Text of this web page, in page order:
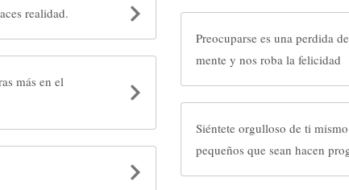
si lo crees lo haces realidad.
más en el
Preocuparse es una perdida
mente y nos roba la felicidad
Siéntete orgulloso de ti
pequeños que sean hacen